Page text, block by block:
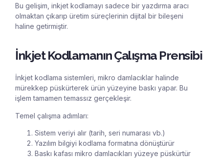
Bu gelişim, inkjet kodlamayı sadece bir yazdırma aracı
olmaktan çıkarıp üretim süreçlerinin dijital bir bileşeni
haline getirmiştir.
İnkjet Kodlamanın Çalışma Prensibi
İnkjet kodlama sistemleri, mikro damlacıklar halinde
mürekkep püskürterek ürün yüzeyine baskı yapar. Bu
işlem tamamen temassız gerçekleşir.
Temel çalışma adımları:
Sistem veriyi alır (tarih, seri numarası vb.)
Yazılım bilgiyi kodlama formatına dönüştürür
Baskı kafası mikro damlacıkları yüzeye püskürtür